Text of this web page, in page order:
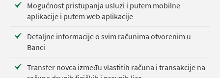
Mogućnost pristupanja usluzi i putem mobilne
aplikacije i putem web aplikacije
Detaljne informacije o svim računima otvorenim u
Banci
Transfer novca između vlastitih računa i transakcije na